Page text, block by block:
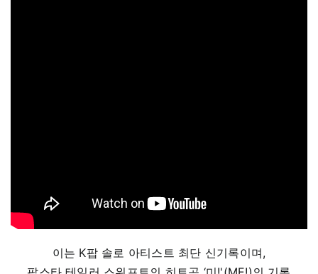
이는 K팝 솔로 아티스트 최단 신기록이며,